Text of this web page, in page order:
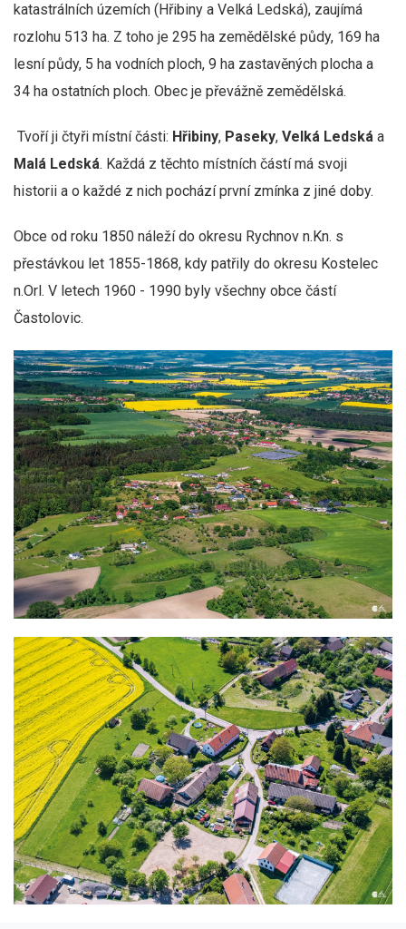
katastrálních územích (Hřibiny a Velká Ledská), zaujímá
rozlohu 513 ha. Z toho je 295 ha zemědělské půdy, 169 ha
lesní půdy, 5 ha vodních ploch, 9 ha zastavěných plocha a
34 ha ostatních ploch. Obec je převážně zemědělská.
Tvoří ji čtyři místní části: Hřibiny, Paseky, Velká Ledská a
Malá Ledská. Každá z těchto místních částí má svoji
historii a o každé z nich pochází první zmínka z jiné doby.
Obce od roku 1850 náleží do okresu Rychnov n.Kn. s
přestávkou let 1855-1868, kdy patřily do okresu Kostelec
n.Orl. V letech 1960 - 1990 byly všechny obce částí
Častolovic.